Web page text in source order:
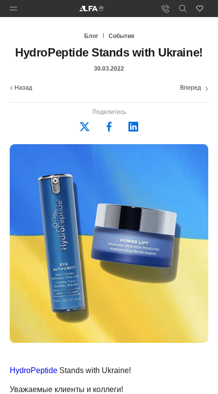
Блог События
HydroPeptide Stands with Ukraine!
30.03.2022
Назад Вперед
Поделитесь
HydroPeptide Stands with Ukraine!
Уважаемые клиенты и коллеги!